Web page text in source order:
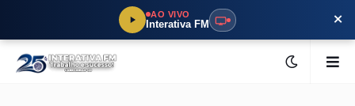
AO VIVO
Interativa FM ×